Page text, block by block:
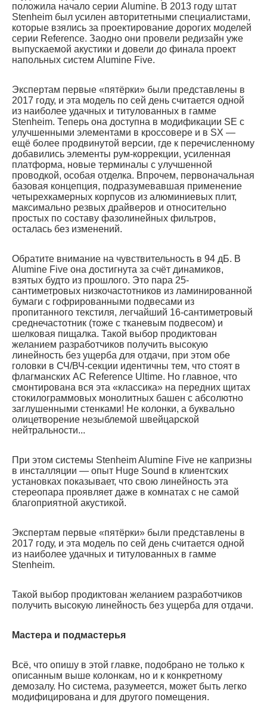
положила начало серии Alumine. В 2013 году штат
Stenheim был усилен авторитетными специалистами,
которые взялись за проектирование дорогих моделей
серии Reference. Заодно они провели редизайн уже
выпускаемой акустики и довели до финала проект
напольных систем Alumine Five.
Экспертам первые «пятёрки» были представлены в
2017 году, и эта модель по сей день считается одной
из наиболее удачных и титулованных в гамме
Stenheim. Теперь она доступна в модификации SE с
улучшенными элементами в кроссовере и в SX —
ещё более продвинутой версии, где к перечисленному
добавились элементы рум-коррекции, усиленная
платформа, новые терминалы с улучшенной
проводкой, особая отделка. Впрочем, первоначальная
базовая концепция, подразумевавшая применение
четырехкамерных корпусов из алюминиевых плит,
максимально резвых драйверов и относительно
простых по составу фазолинейных фильтров,
осталась без изменений.
Обратите внимание на чувствительность в 94 дБ. В
Alumine Five она достигнута за счёт динамиков,
взятых будто из прошлого. Это пара 25-
сантиметровых низкочастотников из ламинированной
бумаги с гофрированными подвесами из
пропитанного текстиля, легчайший 16-сантиметровый
среднечастотник (тоже с тканевым подвесом) и
шелковая пищалка. Такой выбор продиктован
желанием разработчиков получить высокую
линейность без ущерба для отдачи, при этом обе
головки в СЧ/ВЧ-секции идентичны тем, что стоят в
флагманских АС Reference Ultime. Но главное, что
смонтирована вся эта «классика» на передних щитах
стокилограммовых монолитных башен с абсолютно
заглушенными стенками! Не колонки, а буквально
олицетворение незыблемой швейцарской
нейтральности...
При этом системы Stenheim Alumine Five не капризны
в инсталляции — опыт Huge Sound в клиентских
установках показывает, что свою линейность эта
стереопара проявляет даже в комнатах с не самой
благоприятной акустикой.
Экспертам первые «пятёрки» были представлены в
2017 году, и эта модель по сей день считается одной
из наиболее удачных и титулованных в гамме
Stenheim.
Такой выбор продиктован желанием разработчиков
получить высокую линейность без ущерба для отдачи.
Мастера и подмастерья
Всё, что опишу в этой главке, подобрано не только к
описанным выше колонкам, но и к конкретному
демозалу. Но система, разумеется, может быть легко
модифицирована и для другого помещения.